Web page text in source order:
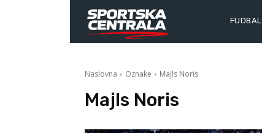
FUDBAL
Naslovna Oznake Majls Noris
Majls Noris